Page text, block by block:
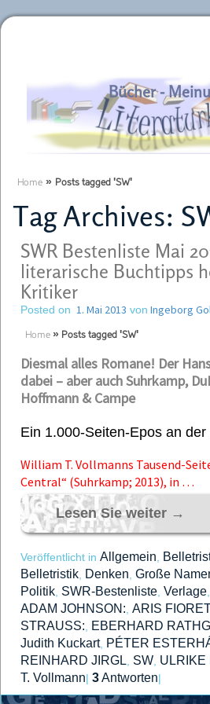
Literaturkurier.net
Bücher -
Home » Posts tagged 'SW'
Tag Archives:
SWR Bestenliste Mai
literarische Buchtipps
Kritiker
Posted on 1. Mai 2013 von Ingeborg
Home » Posts tagged 'SW'
Diesmal alles Romane! Der
dabei – aber auch Suhrkamp,
Hoffmann & Campe
Ein 1.000-Seiten-Epos an der
William T. Vollmanns Tausend-
Central“ (Suhrkamp; 2013), in …
Lesen Sie weiter →
Veröffentlicht in Allgemein
Belletristik Denken Große
Politik SWR-Bestenliste Verlage
ADAM JOHNSON: ARIS
STRAUSS:
EBERHARD
Judith Kuckart, PÉTER
REINHARD JIRGL SW ULRIKE
T. Vollmann| 3Antworten|